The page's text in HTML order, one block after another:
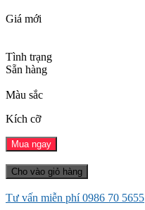
Giá mới
Tình trạng
Sẵn hàng
Màu sắc
Kích cỡ
Mua ngay
Cho vào giỏ hàng
Tư vấn miễn phí 0986 70 5655